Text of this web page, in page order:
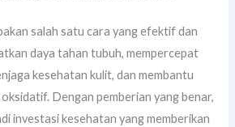
salah satu cara yang efektif dan
daya tahan tubuh, mempercepat
kesehatan kulit, dan membantu
Dengan pemberian yang benar,
investasi kesehatan yang memberikan